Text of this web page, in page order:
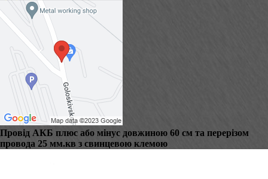
Провід АКБ плюс або мінус довжиною 60 см та перерізом
провода 25 мм.кв з свинцевою клемою